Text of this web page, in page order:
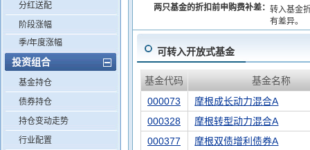
分红送配
阶段涨幅
季/年度涨幅
投资组合
基金持仓
债券持仓
持仓变动走势
行业配置
两只基金的折扣前申购费补差： 转入基金
有差异。
可转入开放式基金
基金代码
基金名称
000073
摩根成长动力混合A
000328
摩根转型动力混合A
000377
摩根双债增利债券A